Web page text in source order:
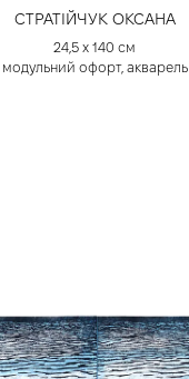
СТРАТІЙЧУК ОКСАНА
24,5 х 140 см
модульний офорт, акварель